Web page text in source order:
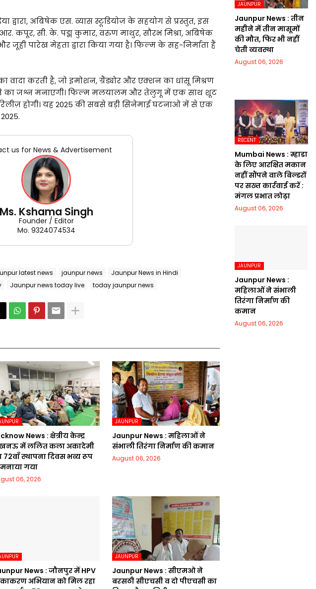
द्वारा, अबिषेक एस. व्यास स्टूडियोज़ के सहयोग से प्रस्तुत, इस
कपूर, सी. के. पद्म कुमार, वरुण माथुर, सौरभ मिश्रा, अबिषेक
जूही पारेख मेहता द्वारा किया गया है। फिल्म के सह-निर्माता हैं
करती है, जो इमोशन, ग्रैंड्योर और एक्शन का धांसू मिश्रण
का जश्न मनाएगी। फिल्म मलयालम और तेलुगू में एक साथ शूट
होगी। यह 2025 की सबसे बड़ी सिनेमाई घटनाओं में से एक
us for News & Advertisement
Ms. Kshama Singh
Founder / Editor
Mo. 9324074534
latest news jaunpur news
Jaunpur News in Hindi
Jaunpur news today live today jaunpur news
News : क्षेत्रीय केन्द्र
में ललित कला अकादेमी
72वाॅं स्थापना दिवस भव्य रूप
गया
06, 2026
JAUNPUR
Jaunpur News : महिलाओं ने
संभाली तिरंगा निर्माण की कमान
August 06, 2026
News : जौनपुर में HPV
अभियान को मिल रहा
JAUNPUR
Jaunpur News : सीएमओ ने
बरसठी सीएचसी व दो पीएचसी का
JAUNPUR
Jaunpur News : तीन
महीने में तीन मासूमों
की मौत, फिर भी नहीं
चेती व्यवस्था
August 06, 2026
RECENT
Mumbai News : म्हाडा
के लिए आरक्षित मकान
नहीं सौंपने वाले बिल्डरों
पर सख्त कार्रवाई करें :
मंगल प्रभात लोढ़ा
August 06, 2026
JAUNPUR
Jaunpur News :
महिलाओं ने संभाली
तिरंगा निर्माण की
कमान
August 06, 2026